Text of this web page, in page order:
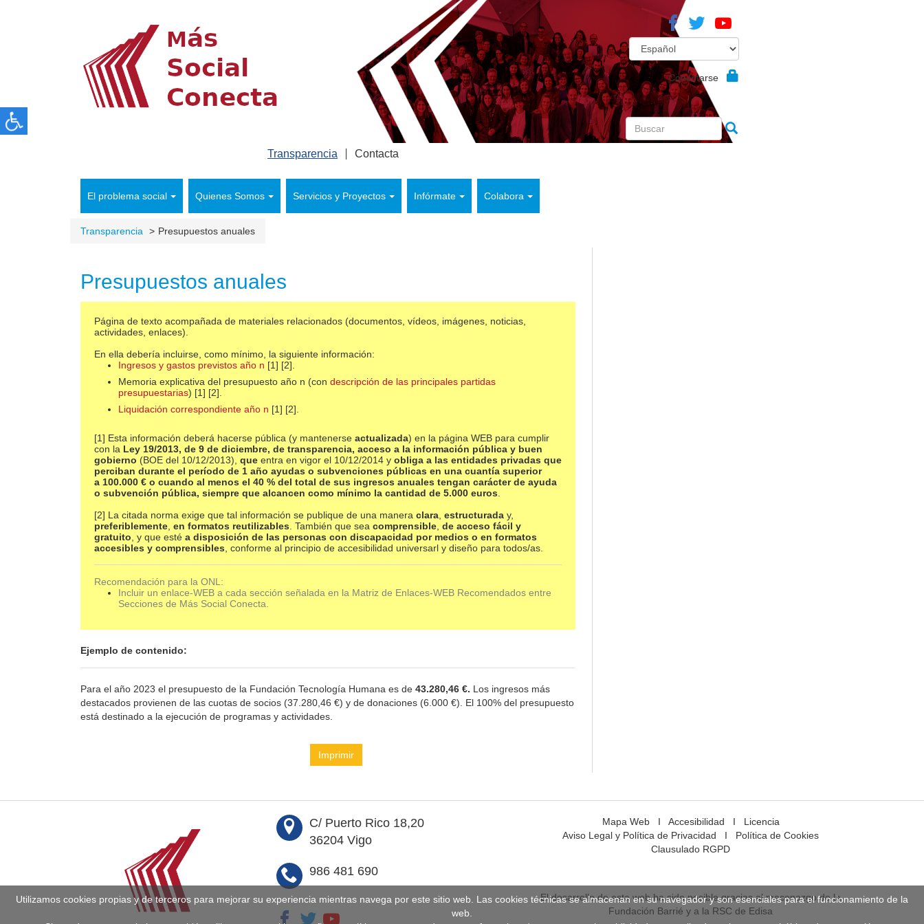
Conectarse
El problema social Quienes Somos Servicios y Proyectos Infórmate Colabora
Transparencia Contacta
Transparencia Presupuestos anuales
Presupuestos anuales
Página de texto acompañada de materiales relacionados (documentos, vídeos, imágenes, noticias,
actividades, enlaces).
En ella debería incluirse, como mínimo, la siguiente información:
Ingresos y gastos previstos año n [1] [2].
Memoria explicativa del presupuesto año n (con descripción de las principales partidas
presupuestarias) [1] [2].
Liquidación correspondiente año n [1] [2].
[1] Esta información deberá hacerse pública (y mantenerse actualizada) en la página WEB para cumplir
con la Ley 19/2013, de 9 de diciembre, de transparencia, acceso a la información pública y buen
gobierno (BOE del 10/12/2013), que entra en vigor el 10/12/2014 y obliga a las entidades privadas que
perciban durante el período de 1 año ayudas o subvenciones públicas en una cuantía superior
a 100.000 € o cuando al menos el 40 % del total de sus ingresos anuales tengan carácter de ayuda
o subvención pública, siempre que alcancen como mínimo la cantidad de 5.000 euros
[2] La citada norma exige que tal información se publique de una manera clara estructurada y,
preferiblemente en formatos reutilizables . También que sea comprensible de acceso fácil y
gratuito , y que esté a disposición de las personas con discapacidad por medios o en formatos
accesibles y comprensibles , conforme al principio de accesibilidad universarl y diseño para todos/as.
Recomendación para la ONL:
Incluir un enlace-WEB a cada sección señalada en la Matriz de Enlaces-WEB Recomendados entre
Secciones de Más Social Conecta.
Ejemplo de contenido:
Para el año 2023 el presupuesto de la Fundación Tecnología Humana es de 43.280,46 €. Los ingresos más
destacados provienen de las cuotas de socios (37.280,46 €) y de donaciones (6.000 €). El 100% del presupuesto
está destinado a la ejecución de programas y actividades.
Imprimir
C/ Puerto Rico 18,20
36204 Vigo
986 481 690
Mapa WebI Accesibilidad I Licencia
Aviso Legal y Política de Privacidad I Política de Cookies
Clausulado RGPD
El desarrollo de esta web ha sido posible gracias al mecenazgo de la
Fundación Barrié y a la RSC de Edisa
Utilizamos cookies propias y de terceros para mejorar su experiencia mientras navega por este sitio web. Las cookies técnicas se almacenan en su navegador y son esenciales para el funcionamiento de la
web.